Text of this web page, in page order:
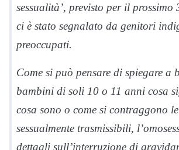
sessualità’, previsto per il prossimo
ci è stato segnalato da genitori
preoccupati.
Come si può pensare di spiegare a
bambini di soli 10 o 11 anni cosa
cosa sono o come si contraggono
sessualmente trasmissibili,
dettagli sull’interruzione di